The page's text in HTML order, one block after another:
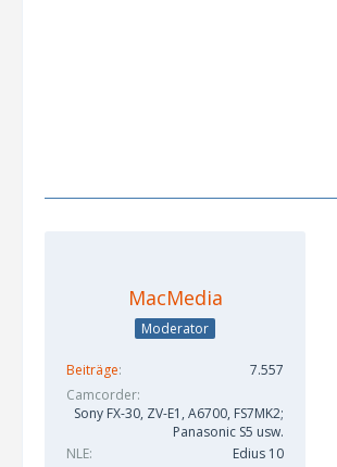
MacMedia
Moderator
Beiträge
7.557
Camcorder
Sony FX-30, ZV-E1, A6700, FS7MK2;
Panasonic S5 usw.
NLE
Edius 10